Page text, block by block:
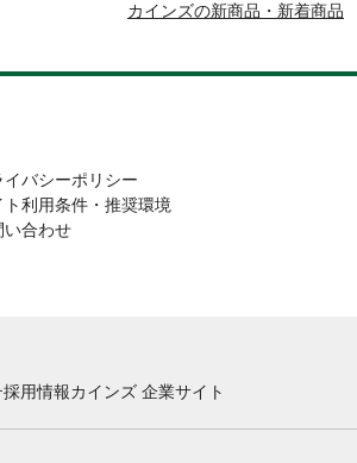
カインズの新商品・新着商品
イバシーポリシー
ト利用条件・推奨環境
い合わせ
採用情報カインズ 企業サイト